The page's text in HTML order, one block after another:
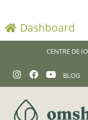
Dashboard
CENTRE DE
BLOG